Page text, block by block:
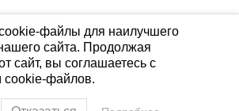
файлы для наилучшего
сайта. Продолжая
сайт, вы соглашаетесь с
cookie-файлов.